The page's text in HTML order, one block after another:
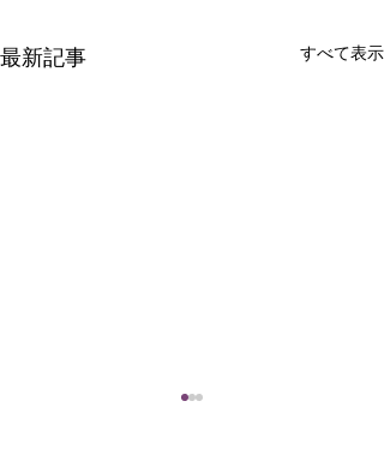
最新記事 すべて表示